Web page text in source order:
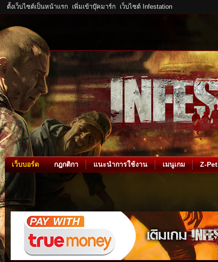
ตั้งเว็บไซต์เป็นหน้าแรก เพิ่มเข้าบุ๊คมาร์ก เว็บไซต์ Infestation
เว็บบอร์ด กฎกติกา แนะนำการใช้งาน เมนูเกม Z-Pet